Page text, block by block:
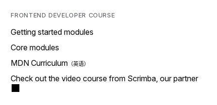
FRONTEND DEVELOPER COURSE
Getting started modules
Core modules
MDN Curriculum
Check out the video course from Scrimba, our partner